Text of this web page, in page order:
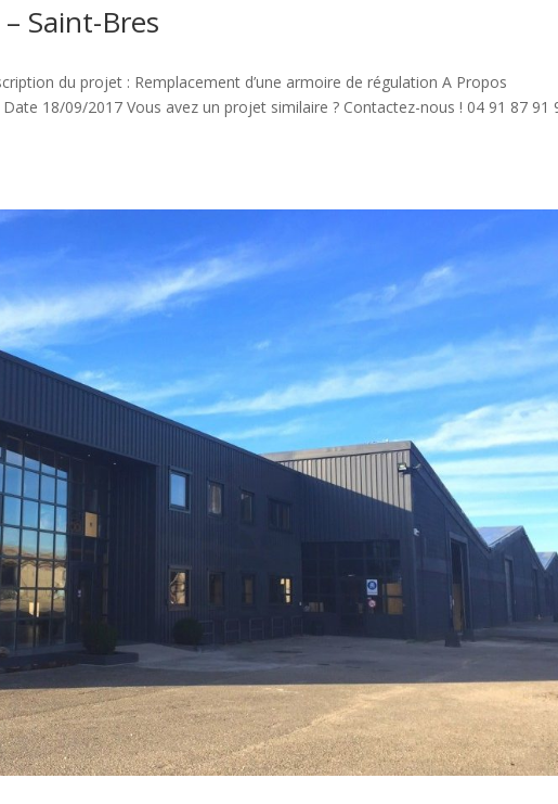
Saint-Bres
du projet : Remplacement d’une armoire de régulation A Propos
18/09/2017 Vous avez un projet similaire ? Contactez-nous ! 04 91 87 91